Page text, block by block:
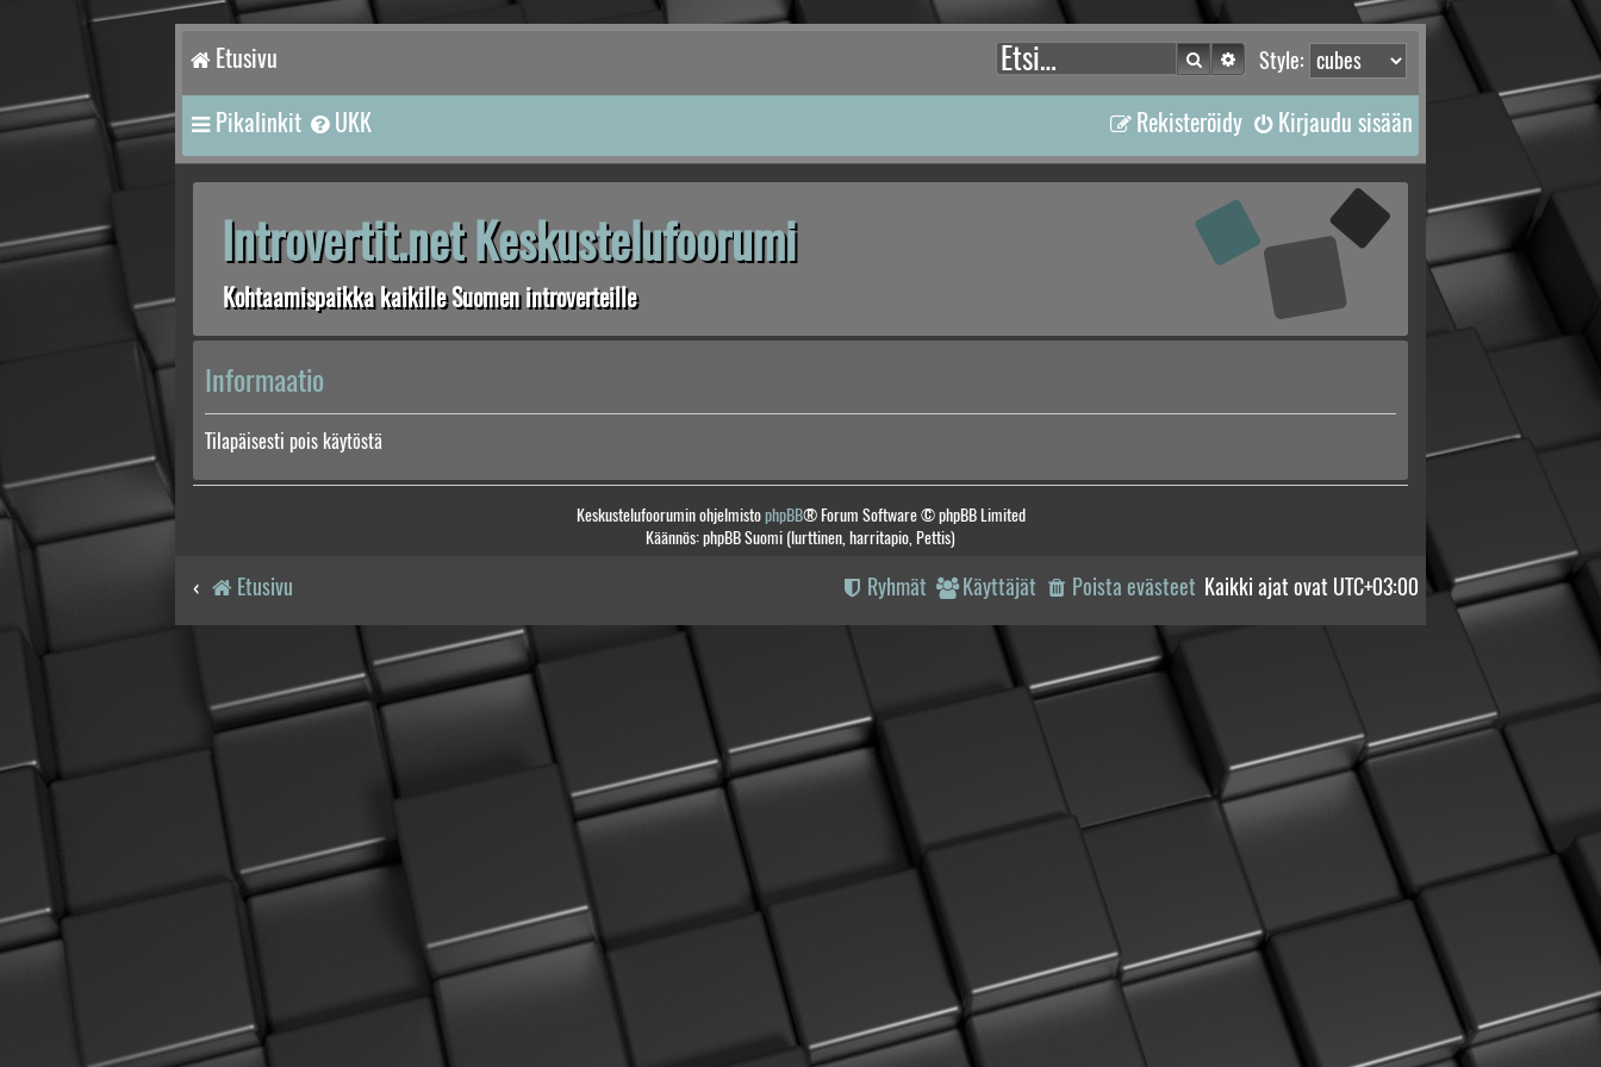
Etusivu Style:
Etsi Tarkennettu haku
Pikalinkit UKK Kirjaudu sisään
Rekisteröidy
Introvertit.net Keskustelufoorumi
Kohtaamispaikka kaikille Suomen introverteille
Informaatio
Tilapäisesti pois käytöstä
Keskustelufoorumin ohjelmistophpBB® Forum Software © phpBB Limited
Käännös: phpBB Suomi (lurttinen, harritapio, Pettis)
Etusivu Kaikki ajat ovat UTC+03:00
Poista evästeet
Käyttäjät
Ryhmät